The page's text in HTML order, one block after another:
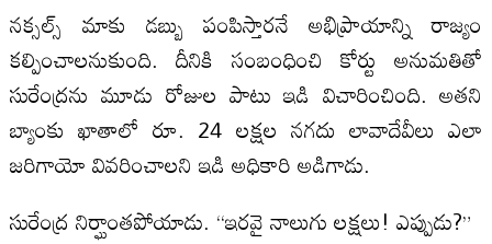
నక్సల్స్ మాకు డబ్బు పంపిస్తారనే అభిప్రాయాన్ని రాజ్యం
కల్పించాలనుకుంది. దీనికి సంబంధించి కోర్టు అనుమతితో
సురేంద్రను మూడు రోజుల పాటు ఇడి విచారించింది. అతని
బ్యాంకు ఖాతాలో రూ. 24 లక్షల నగదు లావాదేవీలు ఎలా
జరిగాయో వివరించాలని ఇడి అధికారి అడిగాడు.
సురేంద్ర నిర్ఘాంతపోయాడు. “ఇరవై నాలుగు లక్షలు! ఎప్పుడు?”